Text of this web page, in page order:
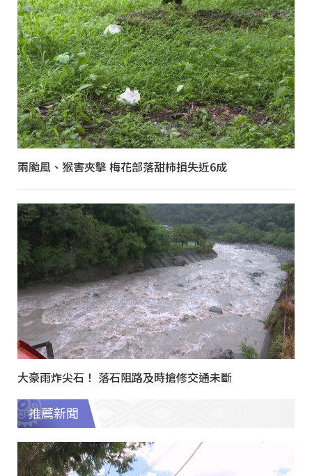
兩颱風、猴害夾擊 梅花部落甜柿損失近6成
大豪雨炸尖石！ 落石阻路及時搶修交通未斷
推薦新聞